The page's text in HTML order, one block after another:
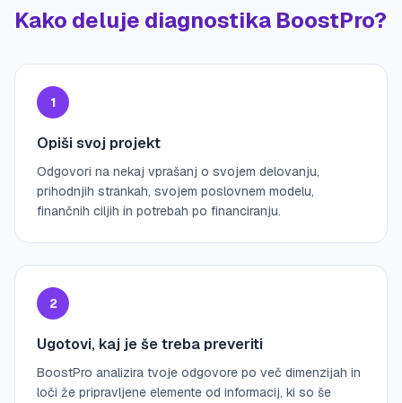
Kako deluje diagnostika BoostPro?
1
Opiši svoj projekt
Odgovori na nekaj vprašanj o svojem delovanju,
prihodnjih strankah, svojem poslovnem modelu,
finančnih ciljih in potrebah po financiranju.
2
Ugotovi, kaj je še treba preveriti
BoostPro analizira tvoje odgovore po več dimenzijah in
loči že pripravljene elemente od informacij, ki so še